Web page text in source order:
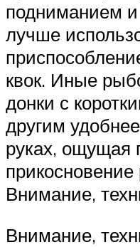
подниманием
лучше
квок. Иные
донки с
другим
руках, ощущая
Внимание,
Внимание,